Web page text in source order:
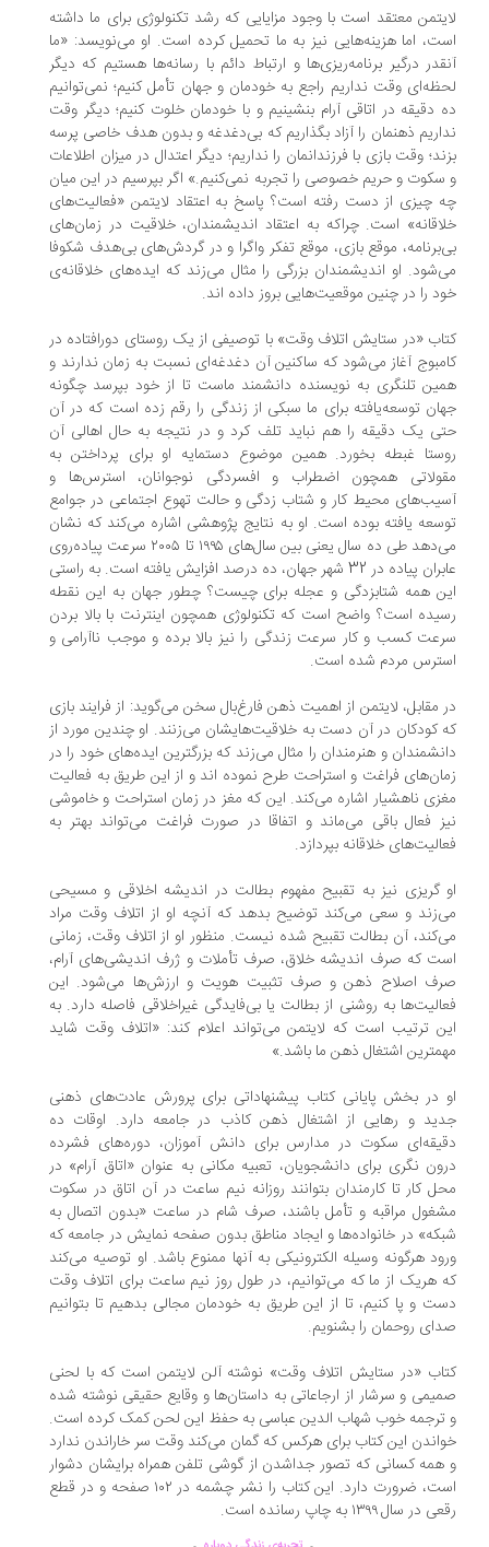
معتقد است با وجود مزایایی که رشد تکنولوژی برای ما داشته
اما هزینه‌هایی نیز به ما تحمیل کرده است. او می‌نویسد: «ما
درگیر برنامه‌ریزی‌ها و ارتباط دائم با رسانه‌ها هستیم که دیگر
وقت نداریم راجع به خودمان و جهان تأمل کنیم؛ نمی‌توانیم
دقیقه در اتاقی آرام بنشینیم و با خودمان خلوت کنیم؛ دیگر وقت
ذهنمان را آزاد بگذاریم که بی‌دغدغه و بدون هدف خاصی پرسه
وقت بازی با فرزندانمان را نداریم؛ دیگر اعتدال در میزان اطلاعات
و حریم خصوصی را تجربه نمی‌کنیم.» اگر بپرسیم در این میان
چیزی از دست رفته است؟ پاسخ به اعتقاد لايتمن «فعالیت‌های
است. چراکه به اعتقاد اندیشمندان، خلاقیت در زمان‌های
موقع بازی، موقع تفکر واگرا و در گردش‌های بی‌هدف شکوفا
او اندیشمندان بزرگی را مثال می‌زند که ایده‌های خلاقانه‌ی
را در چنین موقعیت‌هایی بروز داده اند.
«در ستایش اتلاف وقت» با توصیفی از یک روستای دورافتاده در
آغاز می‌شود که ساکنین آن دغدغه‌ای نسبت به زمان ندارند و
تلنگری به نویسنده دانشمند ماست تا از خود بپرسد چگونه
توسعه‌یافته برای ما سبکی از زندگی را رقم زده است که در آن
یک دقیقه را هم نباید تلف کرد و در نتیجه به حال اهالی آن
غبطه بخورد. همین موضوع دستمایه او برای پرداختن به
همچون اضطراب و افسردگی نوجوانان، استرس‌ها و
محیط کار و شتاب زدگی و حالت تهوع اجتماعی در جوامع
یافته بوده است. او به نتایج پژوهشی اشاره می‌کند که نشان
می‌دهد طی ده سال یعنی بین سال‌های ۱۹۹۵ تا ۲۰۰۵ سرعت پیاده‌روی
عابران پیاده در 32 شهر جهان، ده درصد افزایش یافته است. به راستی
همه شتابزدگی و عجله برای چیست؟ چطور جهان به این نقطه
است؟ واضح است که تکنولوژی همچون اینترنت با بالا بردن
کسب و کار سرعت زندگی را نیز بالا برده و موجب ناآرامی و
مردم شده است.
مقابل، لايتمن از اهمیت ذهن فارغ‌بال سخن می‌گوید: از فرایند بازی
کودکان در آن دست به خلاقیت‌هایشان می‌زنند. او چندین مورد از
و هنرمندان را مثال می‌زند که بزرگترین ایده‌های خود را در
فراغت و استراحت طرح نموده اند و از این طریق به فعالیت
ناهشیار اشاره می‌کند. این که مغز در زمان استراحت و خاموشی
فعال باقی می‌ماند و اتفاقا در صورت فراغت می‌تواند بهتر به
خلاقانه بپردازد.
گریزی نیز به تقبيح مفهوم بطالت در اندیشه اخلاقی و مسیحی
و سعی می‌کند توضیح بدهد که آنچه او از اتلاف وقت مراد
آن بطالت تقبیح شده نیست. منظور او از اتلاف وقت، زمانی
که صرف اندیشه خلاق، صرف تأملات و ژرف اندیشی‌های آرام،
اصلاح ذهن و صرف تثبیت هویت و ارزش‌ها می‌شود. این
به روشنی از بطالت یا بی‌فایدگی غیراخلاقی فاصله دارد. به
ترتیب است که لايتمن می‌تواند اعلام کند: «اتلاف وقت شاید
اشتغال ذهن ما باشد.»
در بخش پایانی کتاب پیشنهاداتی برای پرورش عادت‌های ذهنی
و رهایی از اشتغال ذهن کاذب در جامعه دارد. اوقات ده
سکوت در مدارس برای دانش آموزان، دوره‌های فشرده
نگری برای دانشجویان، تعبیه مکانی به عنوان «اتاق آرام» در
کار تا کارمندان بتوانند روزانه نیم ساعت در آن اتاق در سکوت
مراقبه و تأمل باشند، صرف شام در ساعت «بدون اتصال به
در خانواده‌ها و ایجاد مناطق بدون صفحه نمایش در جامعه که
هرگونه وسیله الکترونیکی به آنها ممنوع باشد. او توصیه می‌کند
هریک از ما که می‌توانیم، در طول روز نیم ساعت برای اتلاف وقت
و پا کنیم، تا از این طریق به خودمان مجالی بدهیم تا بتوانیم
روحمان را بشنویم.
«در ستایش اتلاف وقت» نوشته آلن لايتمن است که با لحنی
و سرشار از ارجاعاتی به داستان‌ها و وقایع حقیقی نوشته شده
ترجمه خوب شهاب الدین عباسی به حفظ این لحن کمک کرده است.
این کتاب برای هرکس که گمان می‌کند وقت سر خاراندن ندارد
کسانی که تصور جداشدن از گوشی تلفن همراه برایشان دشوار
است، ضرورت دارد. این کتاب را نشر چشمه در ۱۰۲ صفحه و در قطع
سال ۱۳۹۹ به چاپ رسانده است.